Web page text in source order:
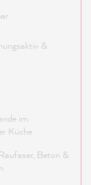
&
im
Küche
Beton &